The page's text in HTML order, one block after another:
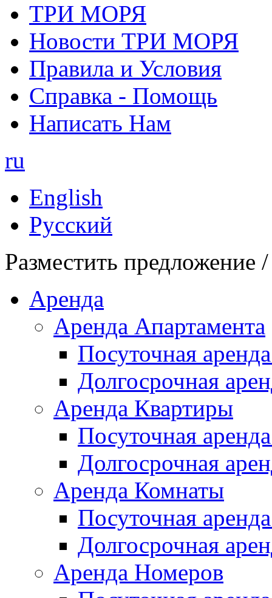
ТРИ МОРЯ
Новости ТРИ МОРЯ
Правила и Условия
Справка - Помощь
Написать Нам
ru
English
Русский
Разместить предложение
Аренда
Аренда Апартамента
Посуточная
Долгосрочная
Аренда Квартиры
Посуточная
Долгосрочная
Аренда Комнаты
Посуточная
Долгосрочная
Аренда Номеров